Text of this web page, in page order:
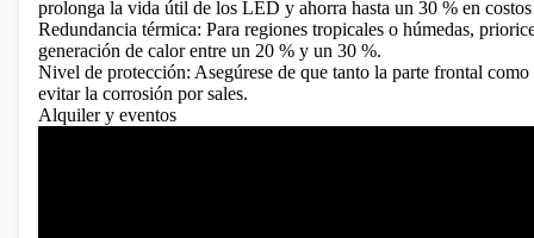
prolonga la vida útil de los LED y ahorra hasta un 30 % en
Redundancia térmica: Para regiones tropicales o húmedas,
generación de calor entre un 20 % y un 30 %.
Nivel de protección: Asegúrese de que tanto la parte frontal
evitar la corrosión por sales.
Alquiler y eventos